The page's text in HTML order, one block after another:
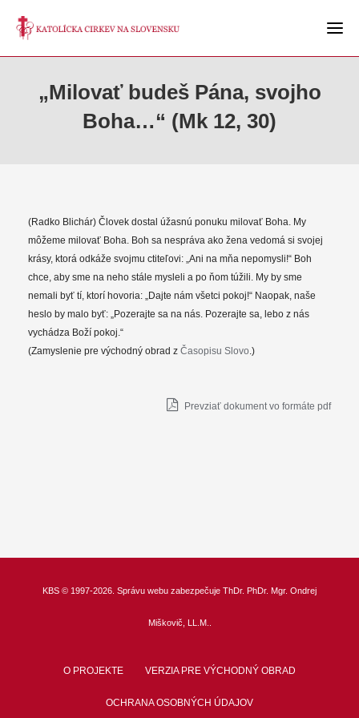
„Milovať budeš Pána, svojho
Boha…“ (Mk 12, 30)
(Radko Blichár) Človek dostal úžasnú ponuku milovať Boha. My
môžeme milovať Boha. Boh sa nespráva ako žena vedomá si svojej
krásy, ktorá odkáže svojmu ctiteľovi: „Ani na mňa nepomysli!“ Boh
chce, aby sme na neho stále mysleli a po ňom túžili. My by sme
nemali byť tí, ktorí hovoria: „Dajte nám všetci pokoj!“ Naopak, naše
heslo by malo byť: „Pozerajte sa na nás. Pozerajte sa, lebo z nás
vychádza Boží pokoj.“
(Zamyslenie pre východný obrad z Časopisu Slovo.)
Prevziať dokument vo formáte pdf
KBS © 1997-2026. Správu webu zabezpečuje ThDr. PhDr. Mgr. Ondrej
Miškovič, LL.M.
O PROJEKTE VERZIA PRE VÝCHODNÝ OBRAD
OCHRANA OSOBNÝCH ÚDAJOV